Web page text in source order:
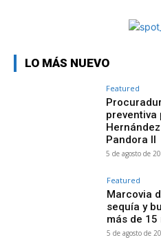
LO MÁS NUEVO
Featured
preventiva
Pandora II
5 de agosto de
Featured
Marcovia
sequía y
más de
5 de agosto de